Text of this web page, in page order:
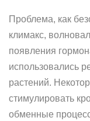
Проблема, как
климакс,
появления
использовались
растений.
стимулировать
обменные